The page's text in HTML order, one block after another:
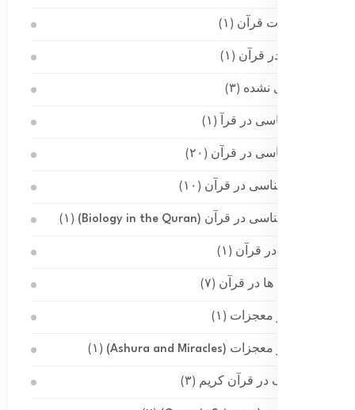
خواص آیات قرآن (۱)
خورشید در قرآن (۱)
دسته‌بندی نشده (۳)
زمین شناسی در قرآ (۱)
زمین شناسی در قرآن (۲۰)
زیست شناسی در قرآن (۱۰)
زیست شناسی در قرآن (Biology in the Quran) (۱)
ستارگان در قرآن (۱)
سیاهچاله ها در قرآن (۷)
عاشورا و معجزات (۱)
عاشورا و معجزات (Ashura and Miracles) (۱)
علم ژنتیک در قرآن کریم (۳)